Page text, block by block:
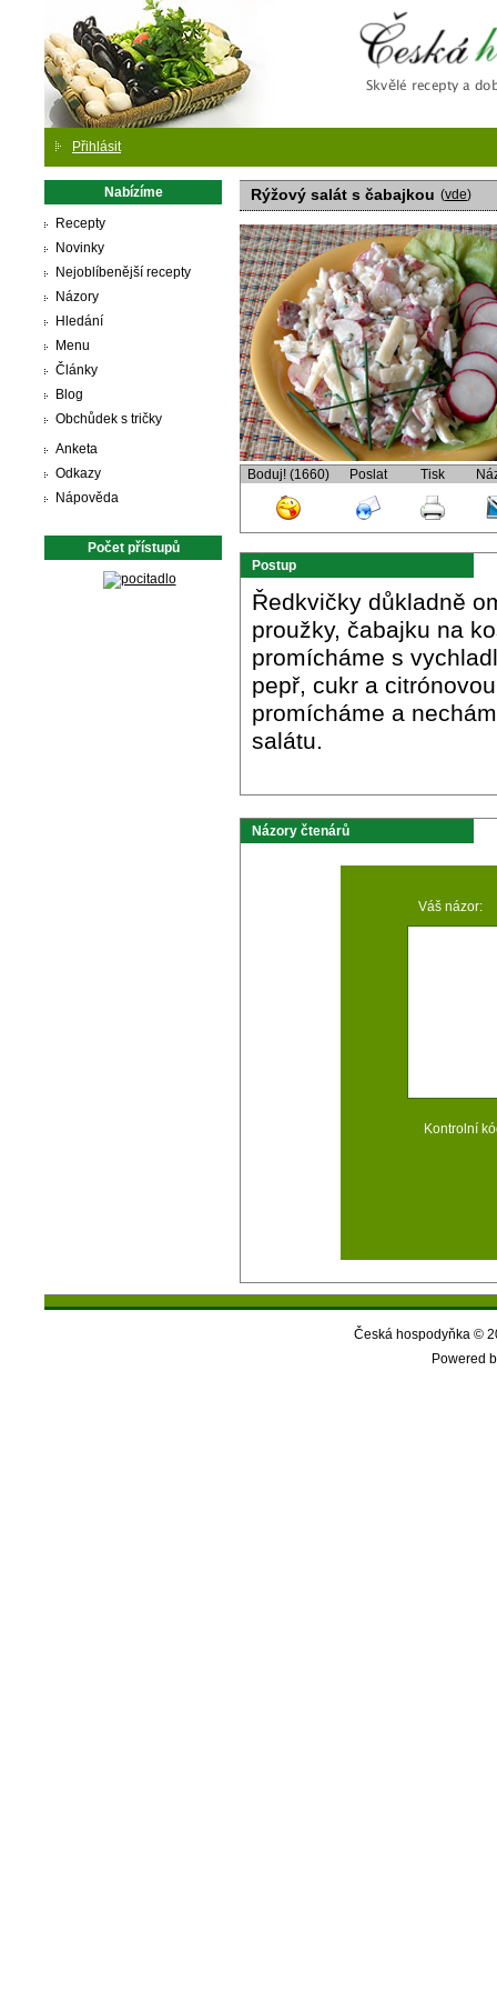
Přihlásit
Nabízíme
Recepty
Novinky
Nejoblíbenější recepty
Názory
Hledání
Menu
Články
Blog
Obchůdek s tričky
Anketa
Odkazy
Nápověda
Počet přístupů
Rýžový salát s čabajkou (vde)
Boduj! (1660) Poslat Tisk
Postup
Ředkvičky důkladně
proužky, čabajku na
promícháme s
pepř, cukr a
promícháme a
salátu.
Názory čtenárů
Váš názor:
Kontrolní
Česká hospodyňka ©
Powered